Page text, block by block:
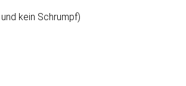
kein Schrumpf)